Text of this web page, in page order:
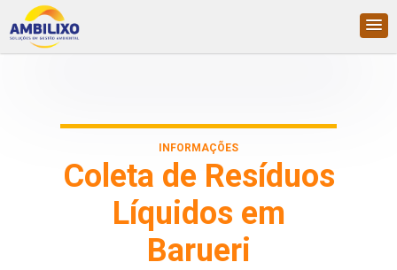
INFORMAÇÕES
Coleta de Resíduos
Líquidos em
Barueri